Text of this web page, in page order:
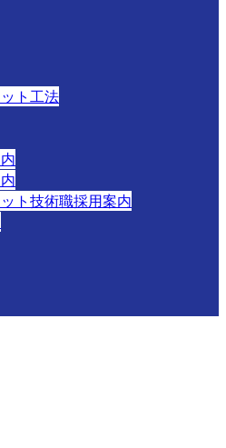
ト工法
ト技術職採用案内